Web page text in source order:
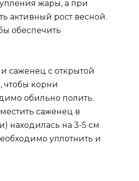
жары, а при
активный рост весной.
обеспечить
саженец с открытой
чтобы корни
обильно полить.
саженец в
находилась на 3-5 см
уплотнить и